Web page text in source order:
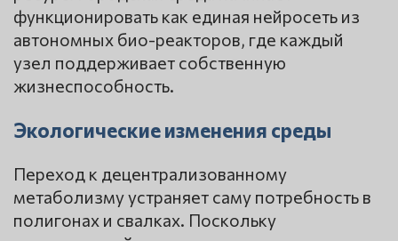
функционировать как единая нейросеть из
автономных био-реакторов, где каждый
узел поддерживает собственную
жизнеспособность.
Экологические изменения среды
Переход к децентрализованному
метаболизму устраняет саму потребность в
полигонах и свалках. Поскольку